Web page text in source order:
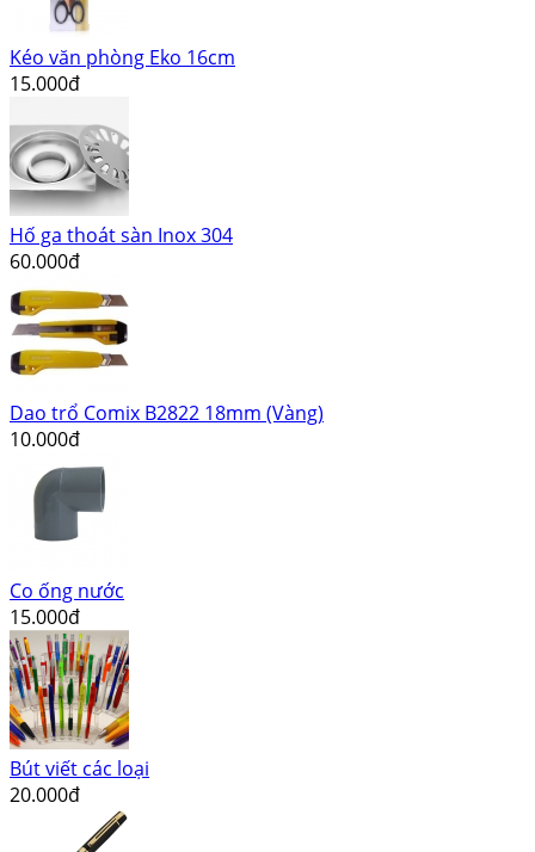
Kéo văn phòng Eko 16cm
15.000đ
Hố ga thoát sàn Inox 304
60.000đ
Dao trổ Comix B2822 18mm (Vàng)
10.000đ
Co ống nước
15.000đ
Bút viết các loại
20.000đ